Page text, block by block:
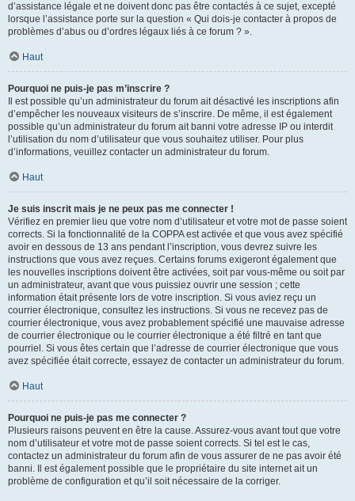
d’assistance légale et ne doivent donc pas être contactés à ce sujet, excepté
lorsque l’assistance porte sur la question « Qui dois-je contacter à propos de
problèmes d’abus ou d’ordres légaux liés à ce forum ? ».
Haut
Pourquoi ne puis-je pas m’inscrire ?
Il est possible qu’un administrateur du forum ait désactivé les inscriptions afin
d’empêcher les nouveaux visiteurs de s’inscrire. De même, il est également
possible qu’un administrateur du forum ait banni votre adresse IP ou interdit
l’utilisation du nom d’utilisateur que vous souhaitez utiliser. Pour plus
d’informations, veuillez contacter un administrateur du forum.
Haut
Je suis inscrit mais je ne peux pas me connecter !
Vérifiez en premier lieu que votre nom d’utilisateur et votre mot de passe soient
corrects. Si la fonctionnalité de la COPPA est activée et que vous avez spécifié
avoir en dessous de 13 ans pendant l’inscription, vous devrez suivre les
instructions que vous avez reçues. Certains forums exigeront également que
les nouvelles inscriptions doivent être activées, soit par vous-même ou soit par
un administrateur, avant que vous puissiez ouvrir une session ; cette
information était présente lors de votre inscription. Si vous aviez reçu un
courrier électronique, consultez les instructions. Si vous ne recevez pas de
courrier électronique, vous avez probablement spécifié une mauvaise adresse
de courrier électronique ou le courrier électronique a été filtré en tant que
pourriel. Si vous êtes certain que l’adresse de courrier électronique que vous
avez spécifiée était correcte, essayez de contacter un administrateur du forum.
Haut
Pourquoi ne puis-je pas me connecter ?
Plusieurs raisons peuvent en être la cause. Assurez-vous avant tout que votre
nom d’utilisateur et votre mot de passe soient corrects. Si tel est le cas,
contactez un administrateur du forum afin de vous assurer de ne pas avoir été
banni. Il est également possible que le propriétaire du site internet ait un
problème de configuration et qu’il soit nécessaire de la corriger.